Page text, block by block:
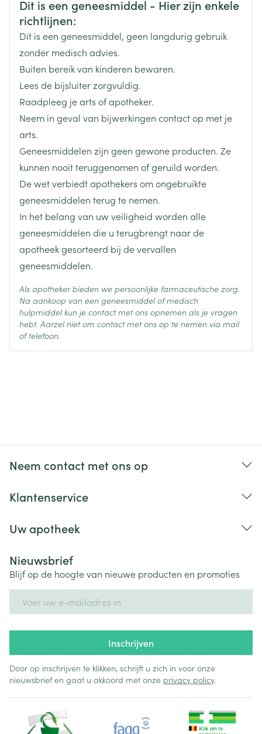
Merken
Breedte 60 mm
Lengte
Diepte 73 mm
Verpakking
98
Actieve
Ingrediënten
olanzapine
Behoud Kamertemperatuur (15°C - 25°C)
Veiligheidsinformatie
Dit is een geneesmiddel - Hier zijn enkele
richtlijnen:
Dit is een geneesmiddel, geen langdurig gebruik
zonder medisch advies.
Buiten bereik van kinderen bewaren.
Lees de bijsluiter zorgvuldig.
Raadpleeg je arts of apotheker.
Neem in geval van bijwerkingen contact op met je
arts.
Geneesmiddelen zijn geen gewone producten. Ze
kunnen nooit teruggenomen of geruild worden.
De wet verbiedt apothekers om ongebruikte
geneesmiddelen terug te nemen.
In het belang van uw veiligheid worden alle
geneesmiddelen die u terugbrengt naar de
apotheek gesorteerd bij de vervallen
geneesmiddelen.
Als apotheker bieden we persoonlijke farmaceutische zorg.
Na aankoop van een geneesmiddel of medisch
hulpmiddel kun je contact met ons opnemen als je vragen
hebt. Aarzel niet om contact met ons op te nemen via mail
of telefoon.
Neem contact met ons op
Klantenservice
Uw apotheek
Nieuwsbrief
Blijf op de hoogte van nieuwe producten en promoties
Inschrijven
Door op inschrijven te klikken, schrijft u zich in voor onze
nieuwsbrief en gaat u akkoord met onze privacy policy.